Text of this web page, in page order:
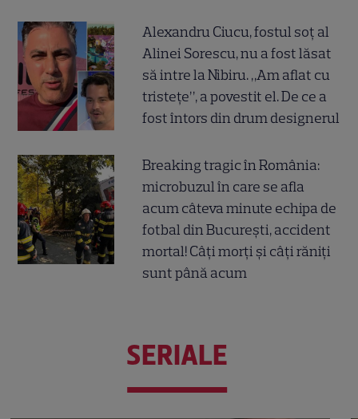
Alexandru Ciucu, fostul soț al
Alinei Sorescu, nu a fost lăsat
să intre la Nibiru. „Am aflat cu
tristețe”, a povestit el. De ce a
fost întors din drum designerul
Breaking tragic în România:
microbuzul în care se afla
acum câteva minute echipa de
fotbal din București, accident
mortal! Câți morți și câți răniți
sunt până acum
SERIALE